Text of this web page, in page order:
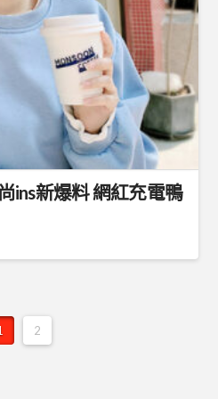
ins新爆料 網紅充電鴨
2